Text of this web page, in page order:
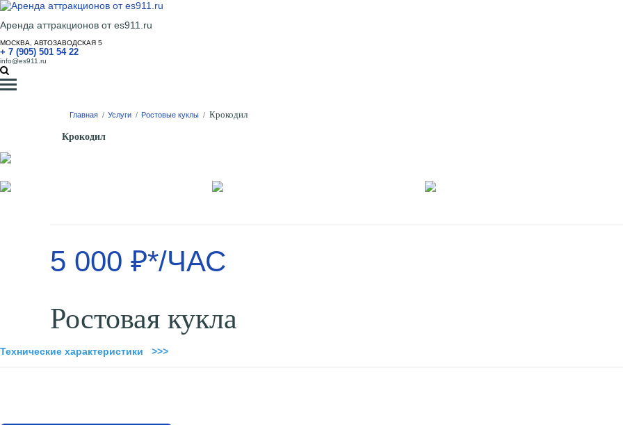
Аренда аттракционов от es911.ru
МОСКВА, АВТОЗАВОДСКАЯ 5
+ 7 (905) 501 54 22
info@es911.ru
Главная / Услуги / Ростовые куклы / Крокодил
Крокодил
5 000 ₽*/ЧАС
Ростовая кукла
Технические характеристики >>>